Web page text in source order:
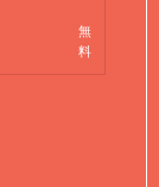
無
料